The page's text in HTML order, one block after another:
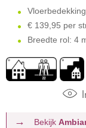
€ 139,95 per
Breedte rol: 4
Bekijk